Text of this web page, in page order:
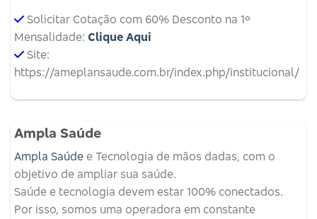
Solicitar Cotação com 60% Desconto na 1º
Mensalidade: Clique Aqui
Site:
https://ameplansaude.com.br/index.php/institucional/
Ampla Saúde
Ampla Saúde e Tecnologia de mãos dadas, com o
objetivo de ampliar sua saúde.
Saúde e tecnologia devem estar 100% conectados.
Por isso, somos uma operadora em constante